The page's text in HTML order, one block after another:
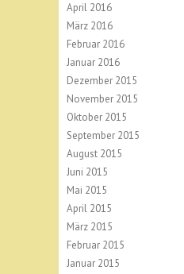
April 2016
März 2016
Februar 2016
Januar 2016
Dezember 2015
November 2015
Oktober 2015
September 2015
August 2015
Juni 2015
Mai 2015
April 2015
März 2015
Februar 2015
Januar 2015